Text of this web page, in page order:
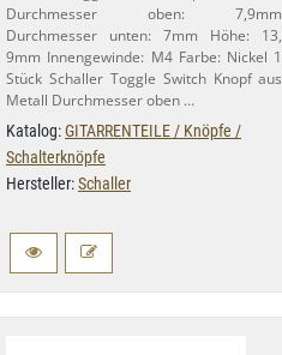
Durchmesser oben: 7,​9mm
Durchmesser unten: 7mm Höhe: 13,​
9mm Innengewinde: M4 Farbe: Nickel 1
Stück Schaller Toggle Switch Knopf aus
Metall Durchmesser oben …
Katalog:GITARRENTEILE / Knöpfe /
Schalterknöpfe
Hersteller:Schaller